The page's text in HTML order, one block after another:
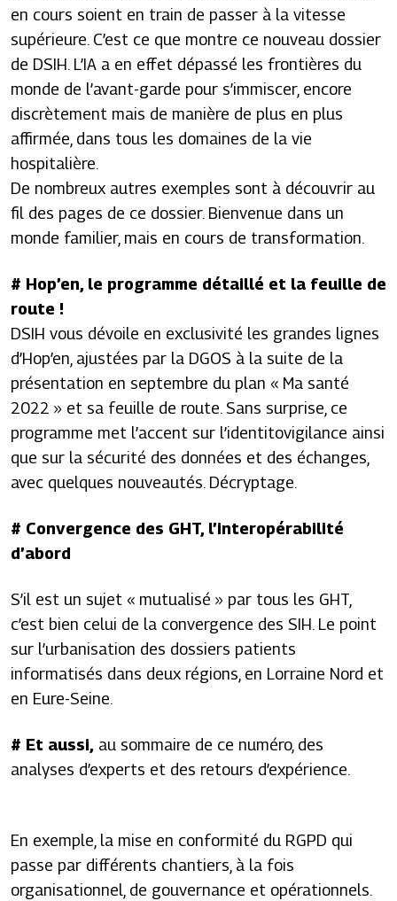
en cours soient en train de passer à la vitesse
supérieure. C’est ce que montre ce nouveau dossier
de DSIH. L’IA a en effet dépassé les frontières du
monde de l’avant-garde pour s’immiscer, encore
discrètement mais de manière de plus en plus
affirmée, dans tous les domaines de la vie
hospitalière.
De nombreux autres exemples sont à découvrir au
fil des pages de ce dossier. Bienvenue dans un
monde familier, mais en cours de transformation.
# Hop’en, le programme détaillé et la feuille de
route !
DSIH vous dévoile en exclusivité les grandes lignes
d’Hop’en, ajustées par la DGOS à la suite de la
présentation en septembre du plan « Ma santé
2022 » et sa feuille de route. Sans surprise, ce
programme met l’accent sur l’identitovigilance ainsi
que sur la sécurité des données et des échanges,
avec quelques nouveautés. Décryptage.
# Convergence des GHT, l’interopérabilité
d’abord
S’il est un sujet « mutualisé » par tous les GHT,
c’est bien celui de la convergence des SIH. Le point
sur l’urbanisation des dossiers patients
informatisés dans deux régions, en Lorraine Nord et
en Eure-Seine.
# Et aussi, au sommaire de ce numéro, des
analyses d’experts et des retours d’expérience.
En exemple, la mise en conformité du RGPD qui
passe par différents chantiers, à la fois
organisationnel, de gouvernance et opérationnels.